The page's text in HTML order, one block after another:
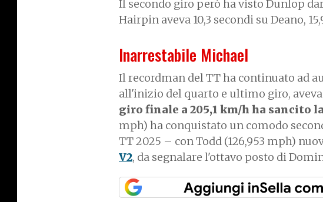
Il secondo giro però ha visto Dunlop
Hairpin aveva 10,3 secondi su Deano,
Inarrestabile Michael
Il recordman del TT ha continuato ad
all'inizio del quarto e ultimo giro,
giro finale a 205,1 km/h ha sancito
mph) ha conquistato un comodo
TT 2025 – con Todd (126,953 mph)
V2, da segnalare l'ottavo posto di